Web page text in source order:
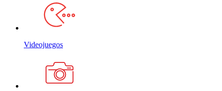
Videojuegos